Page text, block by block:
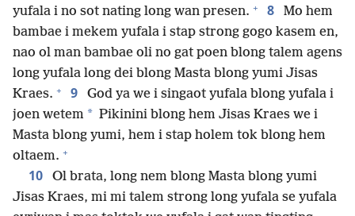
yufala i no sot nating long wan presen. + 8
Mo hem
bambae i mekem yufala i stap strong gogo kasem en,
nao ol man bambae oli no gat poen blong talem agens
long yufala long dei blong Masta blong yumi Jisas
Kraes. + 9
God ya we i singaot yufala blong yufala i
joen wetem * Pikinini blong hem Jisas Kraes we i
Masta blong yumi, hem i stap holem tok blong hem
oltaem. +
10
Ol brata, long nem blong Masta blong yumi
Jisas Kraes, mi mi talem strong long yufala se yufala